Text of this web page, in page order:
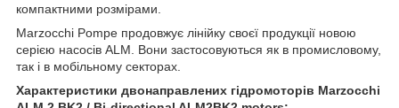
компактними розмірами.
Marzocchi Pompe продовжує лінійку своєї продукції новою
серією насосів ALM. Вони застосовуються як в промисловому,
так і в мобільному секторах.
Характеристики двонаправлених гідромоторів Marzocchi